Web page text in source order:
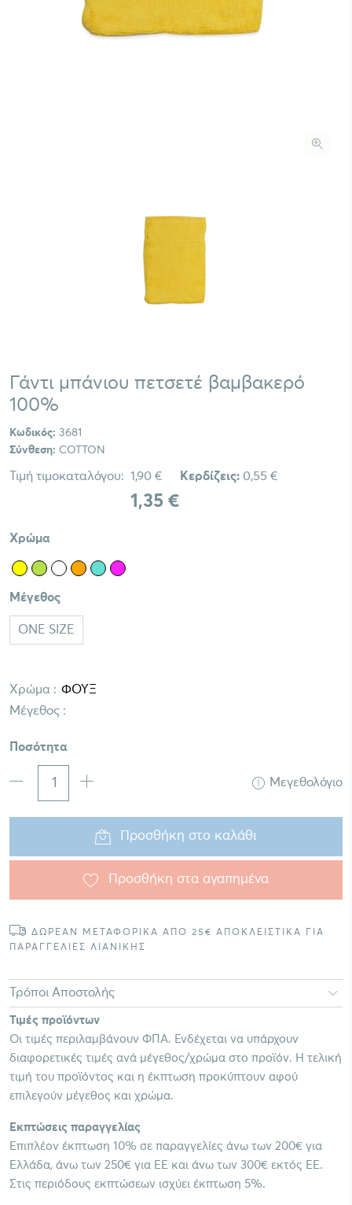
Γάντι μπάνιου πετσετέ βαμβακερό
100%
Κωδικός: 3681
Σύνθεση: COTTON
Τιμή τιμοκαταλόγου: 1,90 €
1,35 €
Κερδίζεις: 0,55 €
Χρώμα
Μέγεθος
ONE SIZE
Χρώμα :
Μέγεθος :
Ποσότητα
Μεγεθολόγιο
Προσθήκη στο καλάθι
Προσθήκη στα αγαπημένα
ΔΩΡΕΑΝ ΜΕΤΑΦΟΡΙΚΑ ΑΠΟ 25€ ΑΠΟΚΛΕΙΣΤΙΚΑ ΓΙΑ
ΠΑΡΑΓΓΕΛΙΕΣ ΛΙΑΝΙΚΗΣ
Τρόποι Αποστολής
Τιμές προϊόντων
Οι τιμές περιλαμβάνουν ΦΠΑ. Ενδέχεται να υπάρχουν
διαφορετικές τιμές ανά μέγεθος/χρώμα στο προϊόν. Η τελική
τιμή του προϊόντος και η έκπτωση προκύπτουν αφού
επιλεγούν μέγεθος και χρώμα.
Εκπτώσεις παραγγελίας
Επιπλέον έκπτωση 10% σε παραγγελίες άνω των 200€ για
Ελλάδα, άνω των 250€ για ΕΕ και άνω των 300€ εκτός ΕΕ.
Στις περιόδους εκπτώσεων ισχύει έκπτωση 5%.